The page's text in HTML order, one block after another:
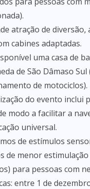
atração de
cabines adaptadas.
uma casa de
de São Dâmaso
de motociclos).
do evento inclui
modo a facilitar a
universal.
de estímulos
de menor estimulação
para pessoas com
entre 1 de